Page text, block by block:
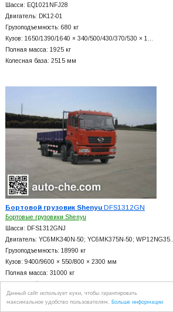
Данный сайт использует куки, чтобы гарантировать
максимальное удобство пользователям. Больше информации
Шасси: EQ1021NFJ28
Двигатель: DK12-01
Грузоподъемность: 680 кг
Кузов: 1650/1390/1640 × 340/500/430/370/530 × 1…
Полная масса: 1925 кг
Колесная база: 2515 мм
Бортовой грузовик ShenyuDFS1312GN
Бортовые грузовики Shenyu
Шасси: DFS1312GNJ
Двигатель: YC6MK340N-50; YC6MK375N-50; WP12NG35…
Грузоподъемность: 18990 кг
Кузов: 9400/9600 × 550/800 × 2300 мм
Полная масса: 31000 кг
Колесная база: 1950+4500+1350, 1850+4600+1350 мм